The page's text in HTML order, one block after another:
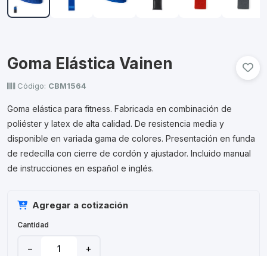
Goma Elástica Vainen
Código: CBM1564
Goma elástica para fitness. Fabricada en combinación de
poliéster y latex de alta calidad. De resistencia media y
disponible en variada gama de colores. Presentación en funda
de redecilla con cierre de cordón y ajustador. Incluido manual
de instrucciones en español e inglés.
Agregar a cotización
Cantidad
− +